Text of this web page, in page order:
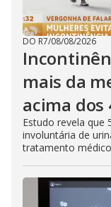
DO R7/08/08/2026
mais da
acima dos
Estudo revela que
involuntária de
tratamento médico